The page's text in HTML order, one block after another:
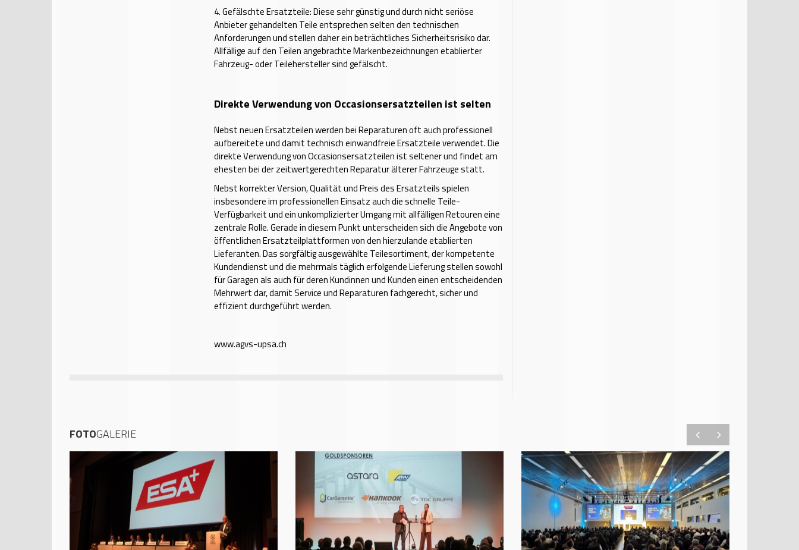
4.Gefälschte Ersatzteile: Diese sehr günstig und durch nicht seriöse
Anbieter gehandelten Teile entsprechen selten den technischen
Anforderungen und stellen daher ein beträchtliches Sicherheitsrisiko dar.
Allfällige auf den Teilen angebrachte Markenbezeichnungen etablierter
Fahrzeug- oder Teilehersteller sind gefälscht.
Direkte Verwendung von Occasionsersatzteilen ist selten
Nebst neuen Ersatzteilen werden bei Reparaturen oft auch professionell
aufbereitete und damit technisch einwandfreie Ersatzteile verwendet. Die
direkte Verwendung von Occasionsersatzteilen ist seltener und findet am
ehesten bei der zeitwertgerechten Reparatur älterer Fahrzeuge statt.
Nebst korrekter Version, Qualität und Preis des Ersatzteils spielen
insbesondere im professionellen Einsatz auch die schnelle Teile-
Verfügbarkeit und ein unkomplizierter Umgang mit allfälligen Retouren eine
zentrale Rolle. Gerade in diesem Punkt unterscheiden sich die Angebote von
öffentlichen Ersatzteilplattformen von den hierzulande etablierten
Lieferanten. Das sorgfältig ausgewählte Teilesortiment, der kompetente
Kundendienst und die mehrmals täglich erfolgende Lieferung stellen sowohl
für Garagen als auch für deren Kundinnen und Kunden einen entscheidenden
Mehrwert dar, damit Service und Reparaturen fachgerecht, sicher und
effizient durchgeführt werden.
www.agvs-upsa.ch
FOTOGALERIE